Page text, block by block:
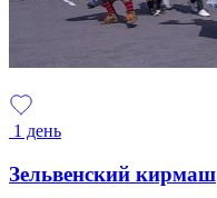
1 день
Зельвенский кирмаш